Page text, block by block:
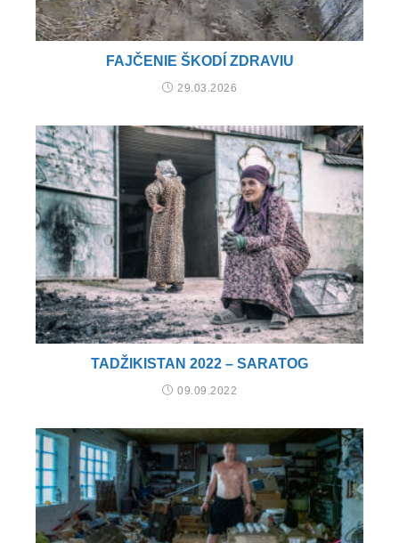
FAJČENIE ŠKODÍ ZDRAVIU
29.03.2026
TADŽIKISTAN 2022 – SARATOG
09.09.2022